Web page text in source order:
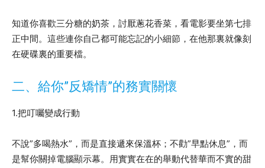
知道你喜歡三分糖的奶茶，討厭蔥花香菜，看電影要坐第七排
正中間。這些連你自己都可能忘記的小細節，在他那裏就像刻
在硬碟裏的重要檔。
二、給你”反矯情”的務實關懷
1.把叮囑變成行動
不說”多喝熱水”，而是直接遞來保溫杯；不勸”早點休息”，而
是幫你關掉電腦顯示幕。用實實在在的舉動代替華而不實的甜